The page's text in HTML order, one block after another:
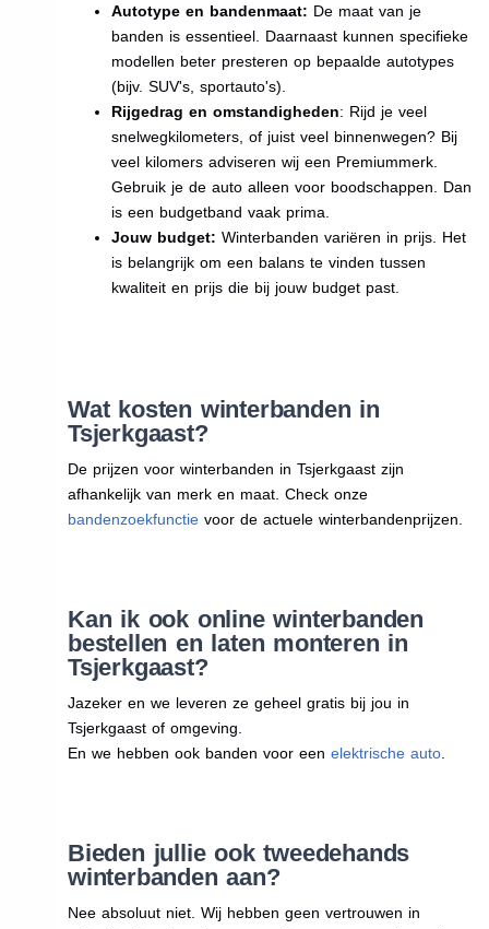
Autotype en bandenmaat: De maat van je
banden is essentieel. Daarnaast kunnen specifieke
modellen beter presteren op bepaalde autotypes
(bijv. SUV's, sportauto's).
Rijgedrag en omstandigheden: Rijd je veel
snelwegkilometers, of juist veel binnenwegen? Bij
veel kilomers adviseren wij een Premiummerk.
Gebruik je de auto alleen voor boodschappen. Dan
is een budgetband vaak prima.
Jouw budget: Winterbanden variëren in prijs. Het
is belangrijk om een balans te vinden tussen
kwaliteit en prijs die bij jouw budget past.
Wat kosten winterbanden in
Tsjerkgaast?
De prijzen voor winterbanden in Tsjerkgaast zijn
afhankelijk van merk en maat. Check onze
bandenzoekfunctievoor de actuele winterbandenprijzen.
Kan ik ook online winterbanden
bestellen en laten monteren in
Tsjerkgaast?
Jazeker en we leveren ze geheel gratis bij jou in
Tsjerkgaast of omgeving.
En we hebben ook banden voor een elektrische auto.
Bieden jullie ook tweedehands
winterbanden aan?
Nee absoluut niet. Wij hebben geen vertrouwen in